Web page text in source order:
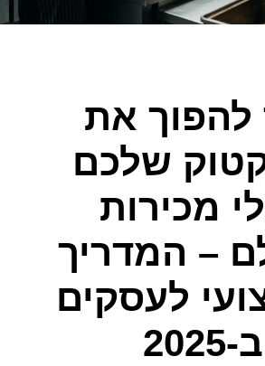
להפוך את
שלכם
מכירות
– המדריך
לעסקים
ב-2025